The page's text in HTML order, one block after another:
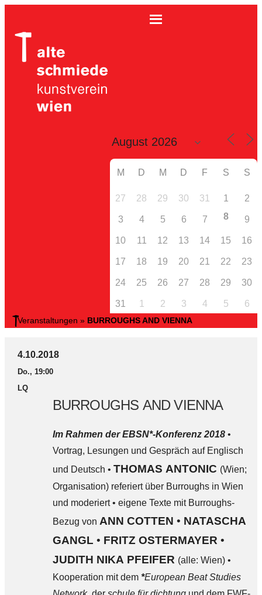
M D M D F S S
27 28 29 30 31 1 2
3 4 5 6 7 8 9
10 11 12 13 14 15 16
17 18 19 20 21 22 23
24 25 26 27 28 29 30
31 1 2 3 4 5 6
Veranstaltungen » BURROUGHS AND VIENNA
4.10.2018
Do., 19:00
LQ
BURROUGHS AND VIENNA
Im Rahmen der EBSN*-Konferenz 2018•
Vortrag, Lesungen und Gespräch auf Englisch
und Deutsch • THOMAS ANTONIC (Wien;
Organisation) referiert über Burroughs in Wien
und moderiert • eigene Texte mit Burroughs-
Bezug von ANN COTTEN • NATASCHA
GANGL • FRITZ OSTERMAYER •
JUDITH NIKA PFEIFER (alle: Wien) •
Kooperation mit dem *European Beat Studies